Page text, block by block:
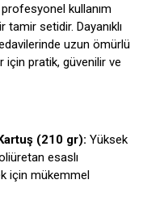
profesyonel kullanım
setidir. Dayanıklı
uzun ömürlü
pratik, güvenilir ve
(210 gr): Yüksek
esaslı
için mükemmel